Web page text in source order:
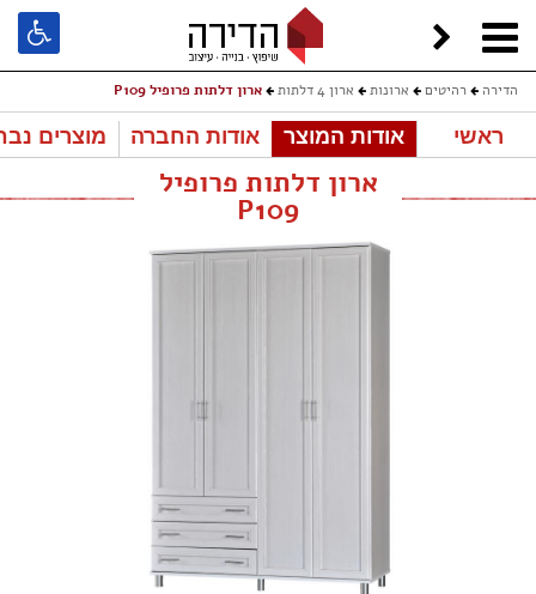
הדירה רהיטים ארונות ארון 4 דלתות ארון דלתות פרופיל P109
ראשי אודות המוצר אודות החברה מוצרים
ארון דלתות פרופיל
P109